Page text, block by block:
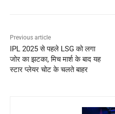
Previous article
IPL 2025 से पहले LSG को लगा
जोर का झटका, मिच मार्श के बाद यह
स्टार प्लेयर चोट के चलते बाहर